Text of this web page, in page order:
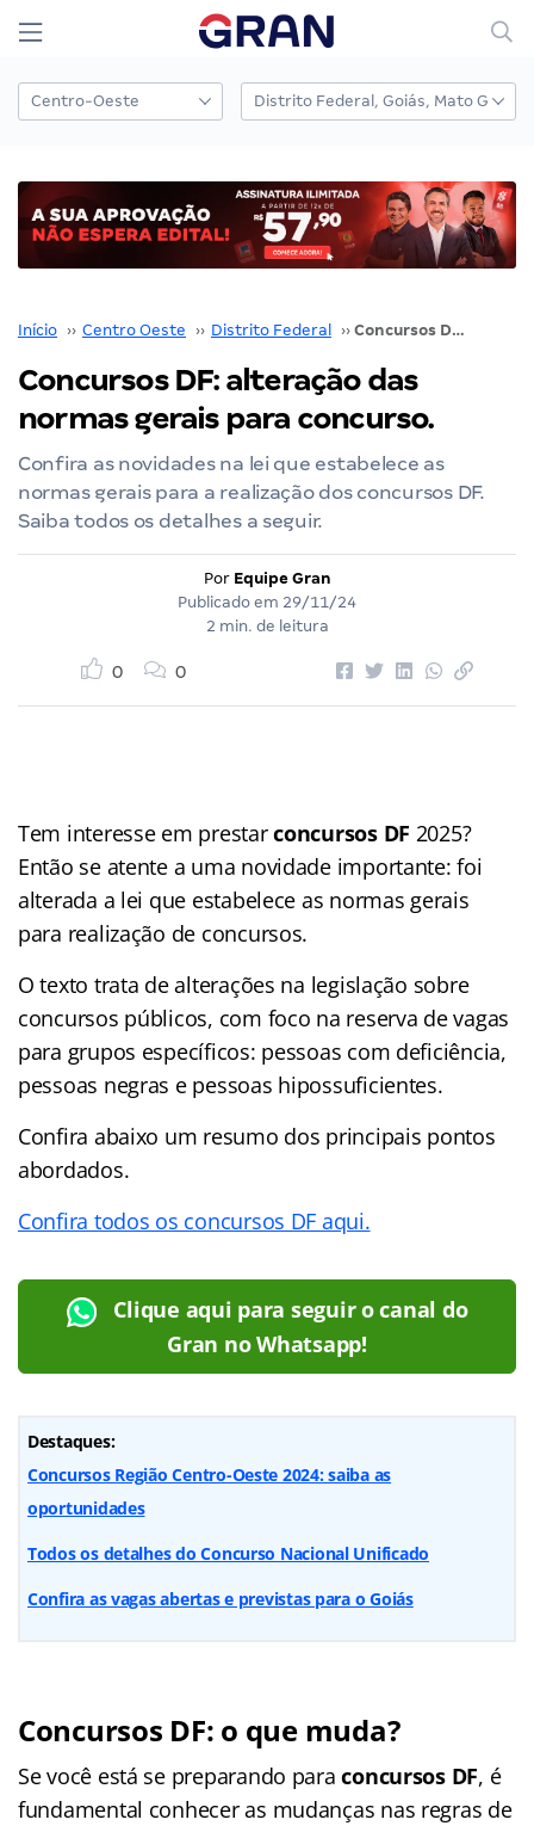
Início ›› Centro Oeste ›› Distrito Federal ›› Concursos DF: alteração das normas gerais para concurso.
Concursos DF: alteração das
normas gerais para concurso.
Confira as novidades na lei que estabelece as
normas gerais para a realização dos concursos DF.
Saiba todos os detalhes a seguir.
Por Equipe Gran
Publicado em 29/11/24
2 min. de leitura
0 0
Tem interesse em prestarconcursos DF 2025?
Então se atente a uma novidade importante: foi
alterada a lei que estabelece as normas gerais
para realização de concursos.
O texto trata de alterações na legislação sobre
concursos públicos, com foco na reserva de vagas
para grupos específicos: pessoas com deficiência,
pessoas negras e pessoas hipossuficientes.
Confira abaixo um resumo dos principais pontos
abordados.
Confira todos os concursos DF aqui.
Clique aqui para seguir o canal do
Gran no Whatsapp!
Destaques:
Concursos Região Centro-Oeste 2024: saiba as
oportunidades
Todos os detalhes do Concurso Nacional Unificado
Confira as vagas abertas e previstas para o Goiás
Concursos DF: o que muda?
Se você está se preparando paraconcursos DF, é
fundamental conhecer as mudanças nas regras de